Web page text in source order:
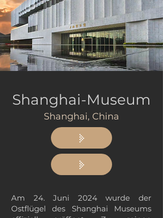
Shanghai-Museum
Shanghai, China
Am 24. Juni 2024 wurde der
Ostflügel des Shanghai Museums